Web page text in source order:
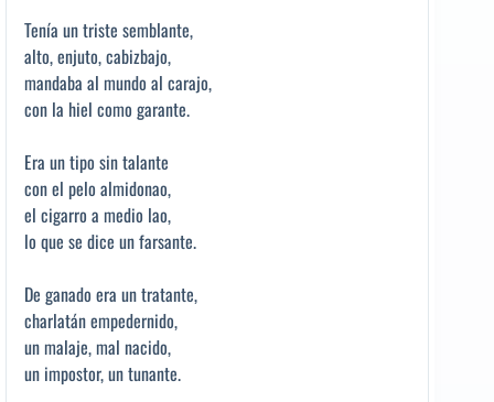
Tenía un triste semblante,
alto, enjuto, cabizbajo,
mandaba al mundo al carajo,
con la hiel como garante.
Era un tipo sin talante
con el pelo almidonao,
el cigarro a medio lao,
lo que se dice un farsante.
De ganado era un tratante,
charlatán empedernido,
un malaje, mal nacido,
un impostor, un tunante.